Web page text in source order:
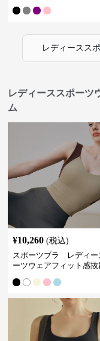
レディースス
レディーススポーツ
ム
¥10,260 (税込)
スポーツブラ レディー
ーツウェアフィット感